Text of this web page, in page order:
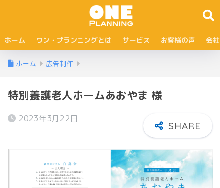
ホーム ワン・プランニングとは サービス お客様の声 会
ホーム 広告制作
特別養護老人ホームあおやま 様
2023年3月22日